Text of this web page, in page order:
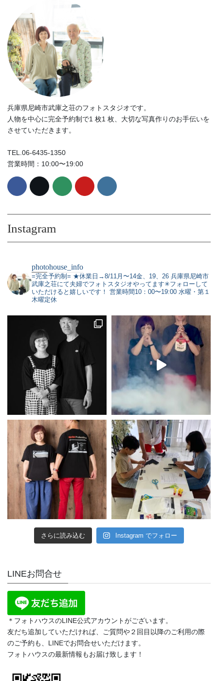
兵庫県尼崎市武庫之荘のフォトスタジオです。
人物を中心に完全予約制で1 枚1 枚、大切な写真作りのお手伝いを
させていただきます。
TEL.06-6435-1350
営業時間：10:00〜19:00
Instagram
photohouse_info
=完全予約制= ★休業日→8/11月〜14金、19、26 兵庫県尼崎市
武庫之荘にて夫婦でフォトスタジオやってます✳︎フォローして
いただけると嬉しいです！ 営業時間10：00〜19:00 水曜・第１
木曜定休
さらに読み込む Instagram でフォロー
LINEお問合せ
＊フォトハウスのLINE公式アカウントがございます。
友だち追加していただければ、ご質問や２回目以降のご利用の際
のご予約も、LINEでお問合せいただけます。
フォトハウスの最新情報もお届け致します！